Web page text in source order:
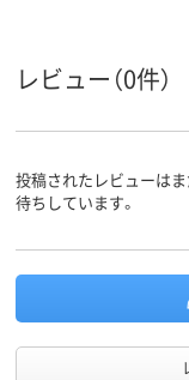
レビュー（0件）
投稿されたレビューは
待ちしています。